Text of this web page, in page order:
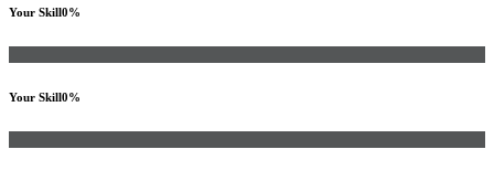
Your Skill0%
Your Skill0%